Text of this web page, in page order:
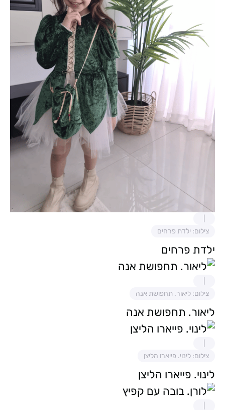
צילום: ילדת פרחים
ילדת פרחים
צילום: ליאור. תחפושת אנה
ליאור. תחפושת אנה
צילום: לינוי. פייארו הליצן
לינוי. פייארו הליצן